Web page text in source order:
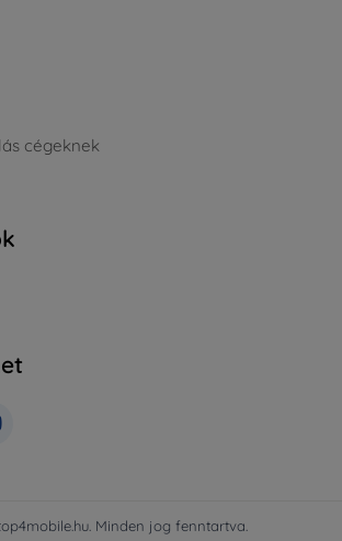
cégeknek
Minden jog fenntartva.